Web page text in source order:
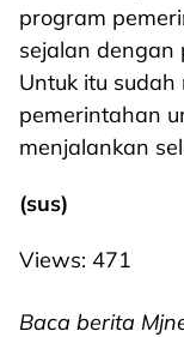
program
sejalan dengan
Untuk itu
pemerintahan
menjalankan
(sus)
Views: 471
Baca berita